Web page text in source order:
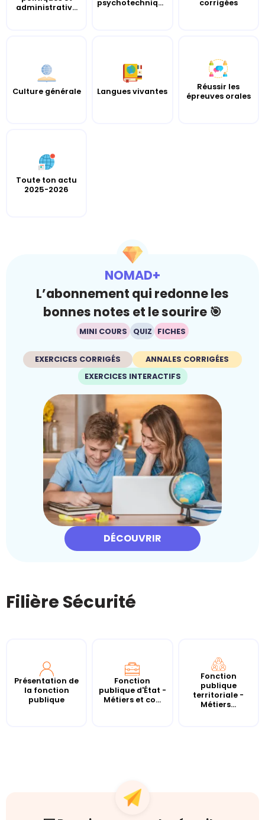
administrativ...
psychotechniques
corrigées
Culture générale Langues vivantes
Réussir les
épreuves orales
Toute ton actu
2025-2026
NOMAD+
L’abonnement qui redonne les
bonnes notes et le sourire 🎯
MINI COURS QUIZ FICHES
EXERCICES CORRIGÉS
ANNALES CORRIGÉES
EXERCICES INTERACTIFS
DÉCOUVRIR
Filière Sécurité
Présentation de
la fonction
publique
Fonction
publique d'État -
Métiers et co...
Fonction
publique
territoriale -
Métiers...